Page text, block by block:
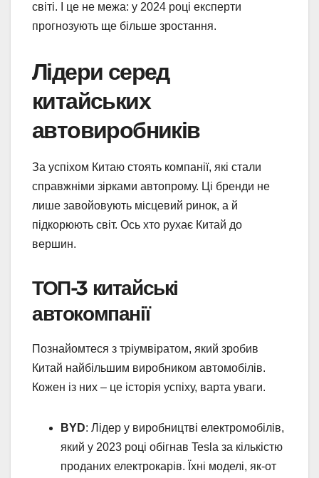
світі. І це не межа: у 2024 році експерти
прогнозують ще більше зростання.
Лідери серед
китайських
автовиробників
За успіхом Китаю стоять компанії, які стали
справжніми зірками автопрому. Ці бренди не
лише завойовують місцевий ринок, а й
підкорюють світ. Ось хто рухає Китай до
вершин.
ТОП-3 китайські
автокомпанії
Познайомтеся з тріумвіратом, який зробив
Китай найбільшим виробником автомобілів.
Кожен із них – це історія успіху, варта уваги.
BYD: Лідер у виробництві електромобілів,
який у 2023 році обігнав Tesla за кількістю
проданих електрокарів. Їхні моделі, як-от